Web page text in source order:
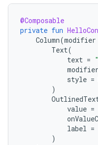
@Composable
private fun
Column(modifier
Text(
text =
modifier
style =
)
value =
label =
)